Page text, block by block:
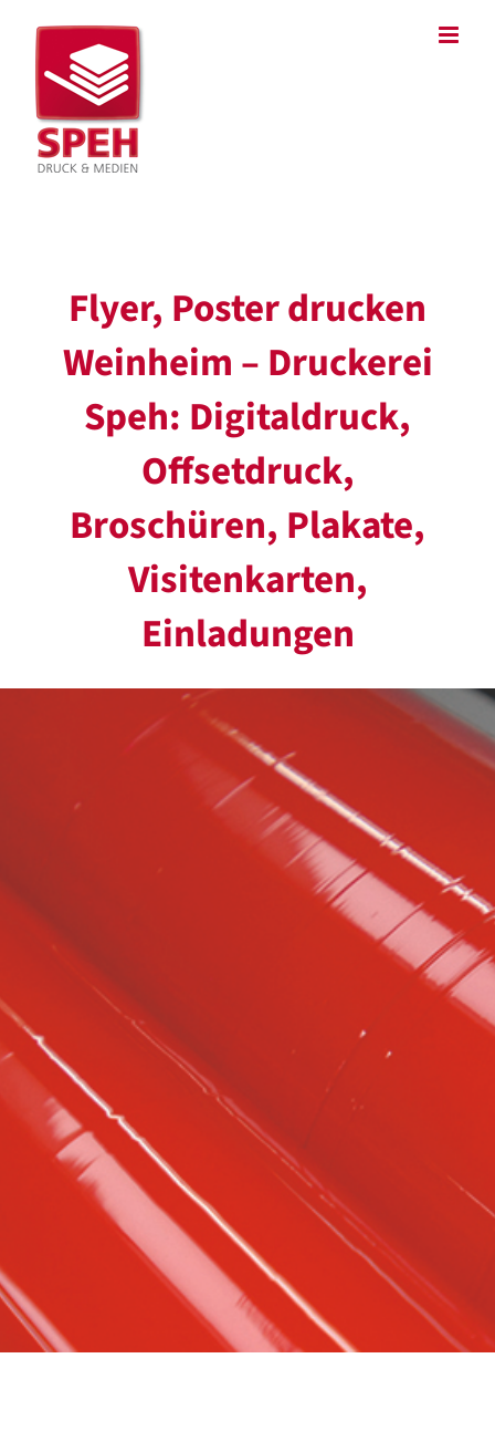
Inhalt
springen
Flyer, Poster drucken
Weinheim – Druckerei
Speh: Digitaldruck,
Offsetdruck,
Broschüren, Plakate,
Visitenkarten,
Einladungen